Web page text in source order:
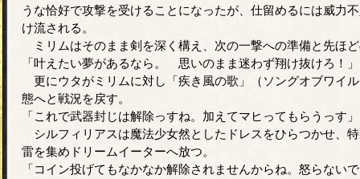
うな恰好で攻撃を受けることになったが、仕留めるには威力
け流される。
ミリムはそのまま剣を深く構え、次の一撃への準備と先ほ
「叶えたい夢があるなら。 思いのまま迷わず翔け抜けろ！」
更にウタがミリムに対し「疾き風の歌」（ソングオブワイ
態へと戦況を戻す。
「これで武器封じは解除っすね。加えてマヒってもらうっす」
シルフィリアスは魔法少女然としたドレスをひらつかせ、
雷を集めドリームイーターへ放つ。
「コイン投げてもなかなか解除されませんからね。怒らない